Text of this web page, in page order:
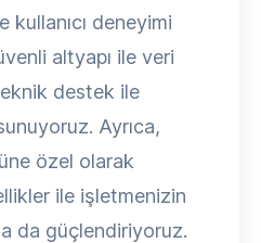
kullanıcı deneyimi
altyapı ile veri
destek ile
Ayrıca,
özel olarak
ile işletmenizin
da güçlendiriyoruz.